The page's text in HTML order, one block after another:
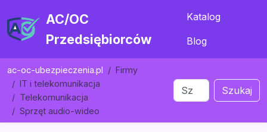
AC/OC
Przedsiębiorców
Katalog
Blog
ac-oc-ubezpieczenia.pl
Firmy
IT i telekomunikacja
Telekomunikacja
Sprzęt audio-wideo
Szukaj